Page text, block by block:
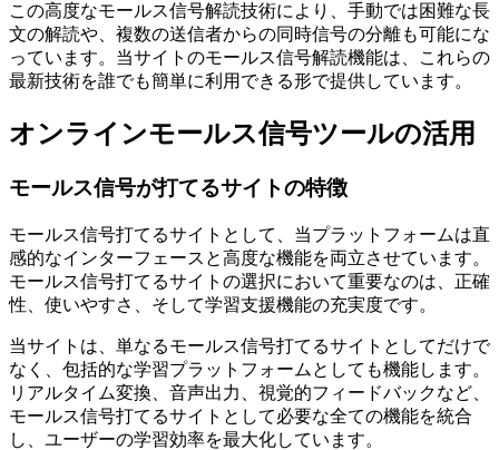
この高度なモールス信号解読技術により、手動では困難な長
文の解読や、複数の送信者からの同時信号の分離も可能にな
っています。当サイトのモールス信号解読機能は、これらの
最新技術を誰でも簡単に利用できる形で提供しています。
オンラインモールス信号ツールの活用
モールス信号が打てるサイトの特徴
モールス信号打てるサイトとして、当プラットフォームは直
感的なインターフェースと高度な機能を両立させています。
モールス信号打てるサイトの選択において重要なのは、正確
性、使いやすさ、そして学習支援機能の充実度です。
当サイトは、単なるモールス信号打てるサイトとしてだけで
なく、包括的な学習プラットフォームとしても機能します。
リアルタイム変換、音声出力、視覚的フィードバックなど、
モールス信号打てるサイトとして必要な全ての機能を統合
し、ユーザーの学習効率を最大化しています。